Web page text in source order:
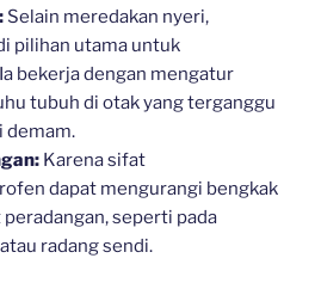
Selain meredakan nyeri,
pilihan utama untuk
bekerja dengan mengatur
tubuh di otak yang terganggu
demam.
Karena sifat
dapat mengurangi bengkak
seperti pada
radang sendi.